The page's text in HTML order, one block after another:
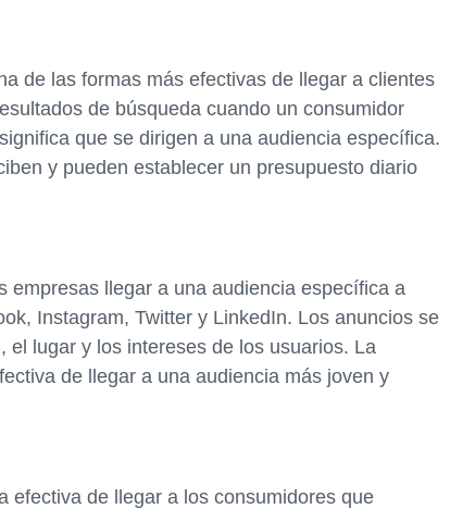
de las formas más efectivas de llegar a clientes
de búsqueda cuando un consumidor
que se dirigen a una audiencia específica.
y pueden establecer un presupuesto diario
empresas llegar a una audiencia específica a
Instagram, Twitter y LinkedIn. Los anuncios se
el lugar y los intereses de los usuarios. La
de llegar a una audiencia más joven y
efectiva de llegar a los consumidores que